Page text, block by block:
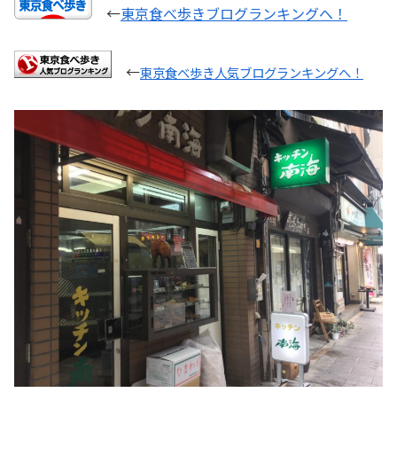
←東京食べ歩きブログランキングへ！
←東京食べ歩き人気ブログランキングへ！